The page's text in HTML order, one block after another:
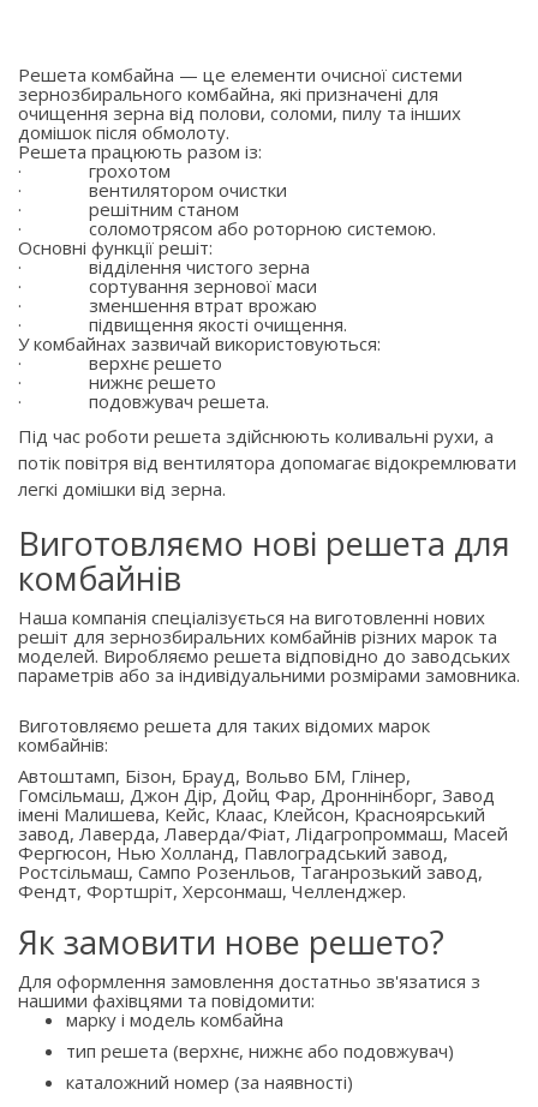
Решета комбайна — це елементи очисної системи
зернозбирального комбайна, які призначені для
очищення зерна від полови, соломи, пилу та інших
домішок після обмолоту.
Решета працюють разом із:
·
грохотом
·
вентилятором очистки
·
решітним станом
·
соломотрясом або роторною системою.
Основні функції решіт:
·
відділення чистого зерна
·
сортування зернової маси
·
зменшення втрат врожаю
·
підвищення якості очищення.
У комбайнах зазвичай використовуються:
·
верхнє решето
·
нижнє решето
·
подовжувач решета.
Під час роботи решета здійснюють коливальні рухи, а
потік повітря від вентилятора допомагає відокремлювати
легкі домішки від зерна.
Виготовляємо нові решета для
комбайнів
Наша компанія спеціалізується на виготовленні нових
решіт для зернозбиральних комбайнів різних марок та
моделей. Виробляємо решета відповідно до заводських
параметрів або за індивідуальними розмірами замовника.
Виготовляємо решета для таких відомих марок
комбайнів:
Автоштамп, Бізон, Брауд, Вольво БМ, Глінер,
Гомсільмаш, Джон Дір, Дойц Фар, Дроннінборг, Завод
імені Малишева, Кейс, Клаас, Клейсон, Красноярський
завод, Лаверда, Лаверда/Фіат, Лідагропроммаш, Масей
Фергюсон, Нью Холланд, Павлоградський завод,
Ростсільмаш, Сампо Розенльов, Таганрозький завод,
Фендт, Фортшріт, Херсонмаш, Челленджер.
Як замовити нове решето?
Для оформлення замовлення достатньо зв'язатися з
нашими фахівцями та повідомити:
марку і модель комбайна
тип решета (верхнє, нижнє або подовжувач)
каталожний номер (за наявності)